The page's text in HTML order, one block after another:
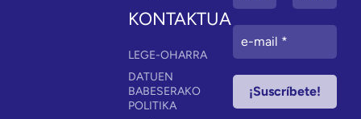
KONTAKTUA
LEGE-OHARRA
DATUEN
BABESERAKO
POLITIKA